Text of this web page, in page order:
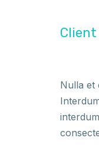
Client
Nulla et